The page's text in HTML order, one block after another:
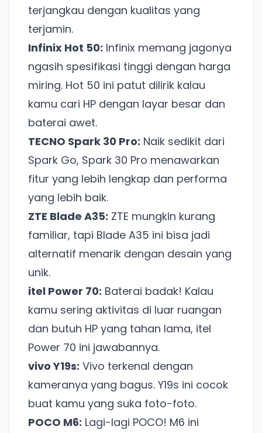
terjangkau dengan kualitas yang
terjamin.
Infinix Hot 50: Infinix memang jagonya
ngasih spesifikasi tinggi dengan harga
miring. Hot 50 ini patut dilirik kalau
kamu cari HP dengan layar besar dan
baterai awet.
TECNO Spark 30 Pro: Naik sedikit dari
Spark Go, Spark 30 Pro menawarkan
fitur yang lebih lengkap dan performa
yang lebih baik.
ZTE Blade A35: ZTE mungkin kurang
familiar, tapi Blade A35 ini bisa jadi
alternatif menarik dengan desain yang
unik.
itel Power 70: Baterai badak! Kalau
kamu sering aktivitas di luar ruangan
dan butuh HP yang tahan lama, itel
Power 70 ini jawabannya.
vivo Y19s: Vivo terkenal dengan
kameranya yang bagus. Y19s ini cocok
buat kamu yang suka foto-foto.
POCO M6: Lagi-lagi POCO! M6 ini